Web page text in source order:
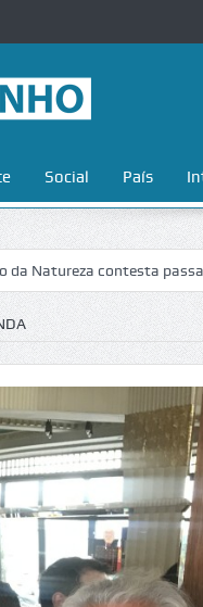
Social País
contesta passagem da